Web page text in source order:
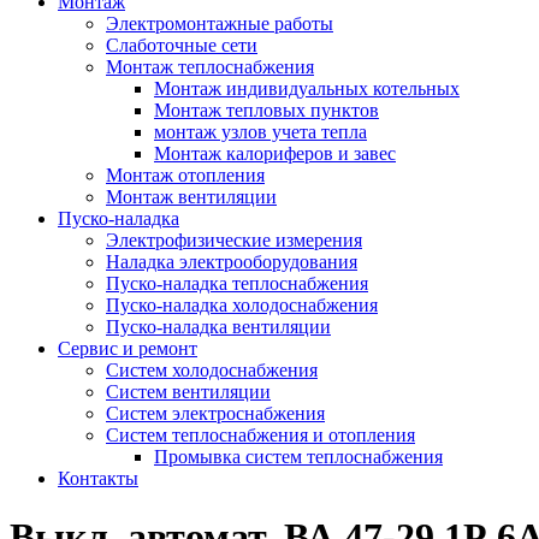
Электромонтажные работы
Слаботочные сети
Монтаж теплоснабжения
Монтаж индивидуальных котельных
Монтаж тепловых пунктов
монтаж узлов учета тепла
Монтаж калориферов и завес
Монтаж отопления
Монтаж вентиляции
Пуско-наладка
Электрофизические измерения
Наладка электрооборудования
Пуско-наладка теплоснабжения
Пуско-наладка холодоснабжения
Пуско-наладка вентиляции
Сервис и ремонт
Систем холодоснабжения
Систем вентиляции
Систем электроснабжения
Систем теплоснабжения и отопления
Промывка систем теплоснабжения
Контакты